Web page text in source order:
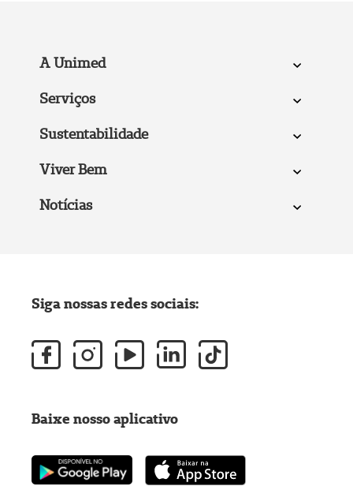
A Unimed
Serviços
Sustentabilidade
Viver Bem
Notícias
Siga nossas redes sociais:
Baixe nosso aplicativo